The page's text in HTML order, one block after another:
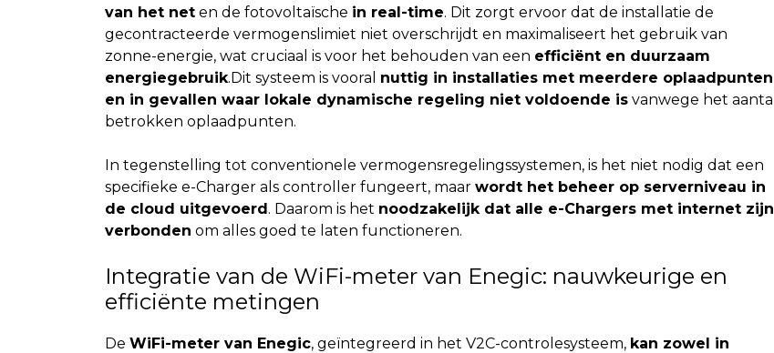
van het neten de fotovoltaïsche in real-time. Dit zorgt ervoor dat de installatie de
gecontracteerde vermogenslimiet niet overschrijdt en maximaliseert het gebruik van
zonne-energie, wat cruciaal is voor het behouden van een efficiënt en duurzaam
energiegebruik.Dit systeem is vooral nuttig in installaties met meerdere oplaadpunten
en in gevallen waar lokale dynamische regeling niet voldoende isvanwege het aantal
betrokken oplaadpunten.
In tegenstelling tot conventionele vermogensregelingssystemen, is het niet nodig dat een
specifieke e-Charger als controller fungeert, maar wordt het beheer op serverniveau in
de cloud uitgevoerd. Daarom is het noodzakelijk dat alle e-Chargers met internet zijn
verbonden om alles goed te laten functioneren.
Integratie van de WiFi-meter van Enegic: nauwkeurige en
efficiënte metingen
De WiFi-meter van Enegic, geïntegreerd in het V2C-controlesysteem, kan zowel in